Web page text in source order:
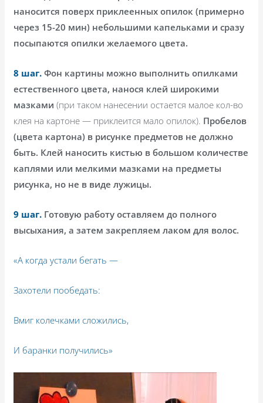
наносится поверх приклеенных опилок (примерно
через 15-20 мин) небольшими капельками и сразу
посыпаются опилки желаемого цвета.
8 шаг. Фон картины можно выполнить опилками
естественного цвета, нанося клей широкими
мазками(при таком нанесении остается малое кол-во
клея на картоне — приклеится мало опилок). Пробелов
(цвета картона) в рисунке предметов не должно
быть. Клей наносить кистью в большом количестве
каплями или мелкими мазками на предметы
рисунка, но не в виде лужицы.
9 шаг. Готовую работу оставляем до полного
высыхания, а затем закрепляем лаком для волос.
«А когда устали бегать —
Захотели пообедать:
Вмиг колечками сложились,
И баранки получились»